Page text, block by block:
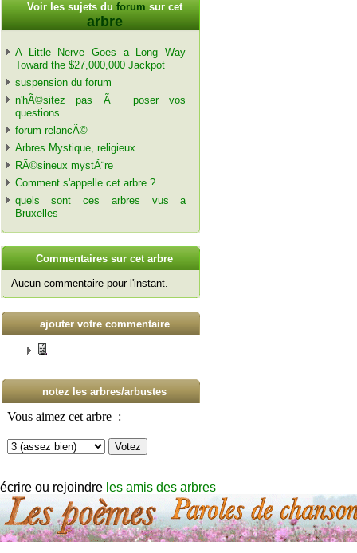
Voir les sujets du forum sur cet
arbre
A Little Nerve Goes a Long Way
Toward the $27,000,000 Jackpot
suspension du forum
n'hÃ©sitez pas Ã poser vos
questions
forum relancÃ©
Arbres Mystique, religieux
RÃ©sineux mystÃ¨re
Comment s'appelle cet arbre ?
quels sont ces arbres vus a
Bruxelles
Commentaires sur cet arbre
Aucun commentaire pour l'instant.
ajouter votre commentaire
notez les arbres/arbustes
écrire ou rejoindre les amis des arbres